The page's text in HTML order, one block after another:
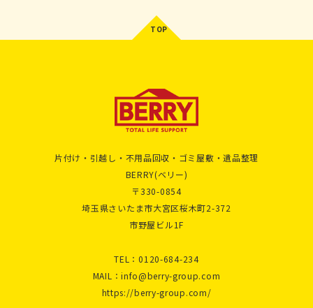
片付け・引越し・不用品回収・ゴミ屋敷・遺品整理
BERRY(ベリー)
〒330-0854
埼玉県さいたま市大宮区桜木町2-372
市野屋ビル1F
TEL：0120-684-234
MAIL：info@berry-group.com
https://berry-group.com/